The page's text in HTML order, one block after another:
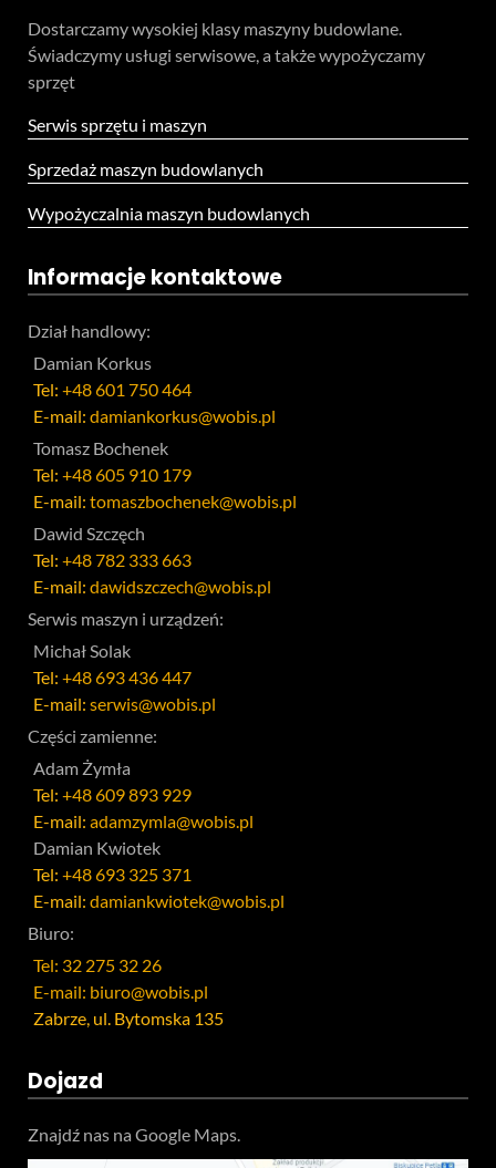
Dostarczamy wysokiej klasy maszyny budowlane.
Świadczymy usługi serwisowe, a także wypożyczamy
sprzęt
Serwis sprzętu i maszyn
Sprzedaż maszyn budowlanych
Wypożyczalnia maszyn budowlanych
Informacje kontaktowe
Dział handlowy:
Damian Korkus
Tel: +48 601 750 464
E-mail: damiankorkus@wobis.pl
Tomasz Bochenek
Tel: +48 605 910 179
E-mail: tomaszbochenek@wobis.pl
Dawid Szczęch
Tel: +48 782 333 663
E-mail: dawidszczech@wobis.pl
Serwis maszyn i urządzeń:
Michał Solak
Tel: +48 693 436 447
E-mail: serwis@wobis.pl
Części zamienne:
Adam Żymła
Tel: +48 609 893 929
E-mail: adamzymla@wobis.pl
Damian Kwiotek
Tel: +48 693 325 371
E-mail: damiankwiotek@wobis.pl
Biuro:
Tel: 32 275 32 26
E-mail: biuro@wobis.pl
Zabrze, ul. Bytomska 135
Dojazd
Znajdź nas na Google Maps.